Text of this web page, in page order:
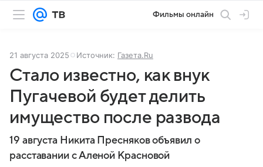
Фильмы онлайн
21 августа 2025 Источник: Газета.Ru
Стало известно, как внук
Пугачевой будет делить
имущество после развода
19 августа Никита Пресняков объявил о
расставании с Аленой Красновой